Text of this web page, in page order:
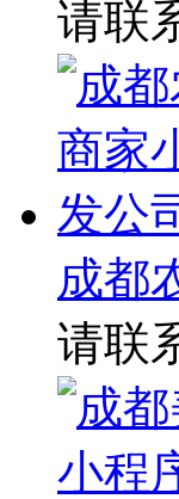
请联
成都
请联